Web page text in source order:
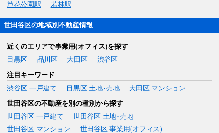
芦花公園駅
若林駅
世田谷区の地域別不動産情報
近くのエリアで事業用(オフィス)を探す
目黒区
品川区 大田区 渋谷区
注目キーワード
渋谷区 一戸建て
目黒区 土地･売地 大田区 マンション
世田谷区の不動産を別の種別から探す
世田谷区 一戸建て
世田谷区 土地･売地
世田谷区 マンション
世田谷区 事業用(オフィス)